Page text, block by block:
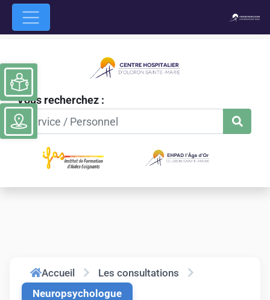
Vous recherchez :
Ouvrir la barre d’outils
Accueil
Les consultations
Neuropsychologue